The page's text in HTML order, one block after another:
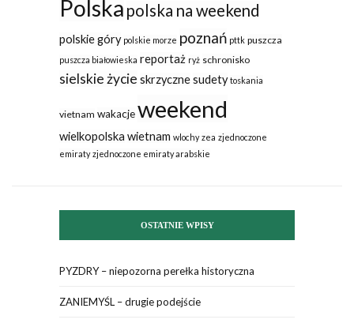
Polska polska na weekend
polskie góry polskie morze poznań pttk puszcza
puszcza białowieska reportaż ryż schronisko
sielskie życie skrzycznesudety toskania
vietnam wakacjeweekend
wielkopolska wietnam wlochy zea zjednoczone
emiraty zjednoczone emiraty arabskie
OSTATNIE WPISY
PYZDRY – niepozorna perełka historyczna
ZANIEMYŚL – drugie podejście